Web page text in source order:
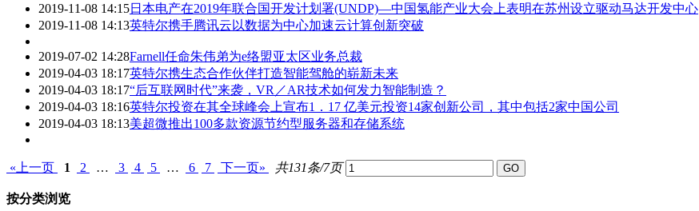
2019-11-08 14:15日本电产在2019年联合国开发计划署(UNDP)—中国氢能产业大会上表明在苏州设立驱动马达开发中心
2019-11-08 14:13英特尔携手腾讯云以数据为中心加速云计算创新突破
2019-07-02 14:28Farnell任命朱伟弟为e络盟亚太区业务总裁
2019-04-03 18:17英特尔携生态合作伙伴打造智能驾舱的崭新未来
2019-04-03 18:17“后互联网时代”来袭，VR／AR技术如何发力智能制造？
2019-04-03 18:16英特尔投资在其全球峰会上宣布1．17 亿美元投资14家创新公司，其中包括2家中国公司
2019-04-03 18:13美超微推出100多款资源节约型服务器和存储系统
«上一页 1 2 … 3 4 5 … 6 7 下一页» 共131条/7页
按分类浏览